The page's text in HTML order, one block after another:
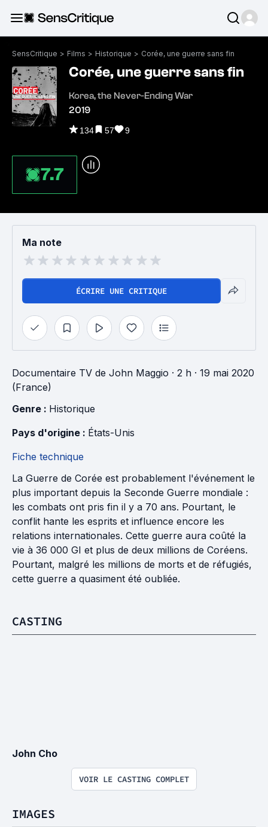
SensCritique > Films > Historique > Corée, une guerre sans fin
Corée, une guerre sans fin
Korea, the Never-Ending War
2019
134 57 9
7.7
Ma note
ÉCRIRE UNE CRITIQUE
Documentaire TV de John Maggio · 2 h · 19 mai 2020
(France)
Genre : Historique
Pays d'origine : États-Unis
Fiche technique
La Guerre de Corée est probablement l'événement le
plus important depuis la Seconde Guerre mondiale :
les combats ont pris fin il y a 70 ans. Pourtant, le
conflit hante les esprits et influence encore les
relations internationales. Cette guerre aura coûté la
vie à 36 000 GI et plus de deux millions de Coréens.
Pourtant, malgré les millions de morts et de réfugiés,
cette guerre a quasiment été oubliée.
CASTING
John Cho
VOIR LE CASTING COMPLET
IMAGES